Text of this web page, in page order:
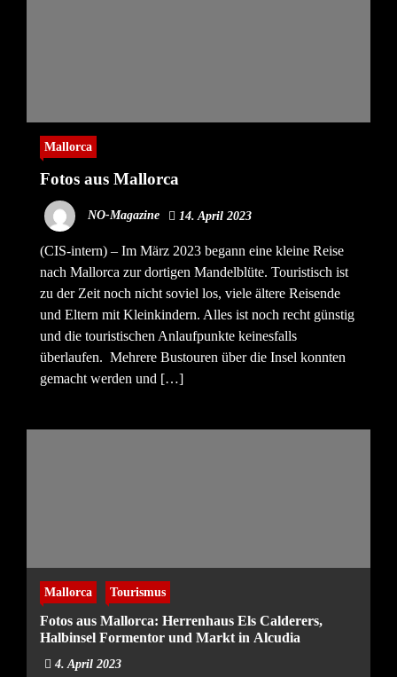
Mallorca
Fotos aus Mallorca
NO-Magazine 14. April 2023
(CIS-intern) – Im März 2023 begann eine kleine Reise
nach Mallorca zur dortigen Mandelblüte. Touristisch ist
zu der Zeit noch nicht soviel los, viele ältere Reisende
und Eltern mit Kleinkindern. Alles ist noch recht günstig
und die touristischen Anlaufpunkte keinesfalls
überlaufen. Mehrere Bustouren über die Insel konnten
gemacht werden und […]
Mallorca Tourismus
Fotos aus Mallorca: Herrenhaus Els Calderers,
Halbinsel Formentor und Markt in Alcudia
4. April 2023